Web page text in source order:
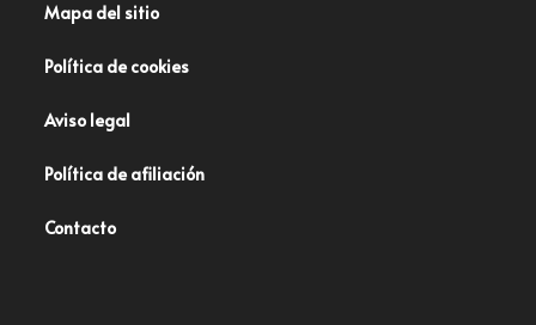
Mapa del sitio
Política de cookies
Aviso legal
Política de afiliación
Contacto